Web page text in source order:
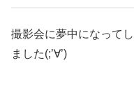
撮影会に夢中になって
ました(;’∀’)